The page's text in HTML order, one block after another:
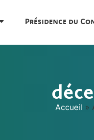
Présidence du
Accueil »